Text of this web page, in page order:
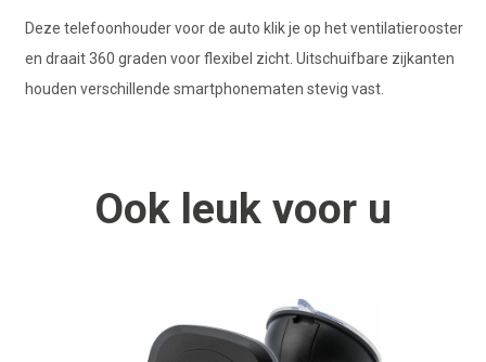
Deze telefoonhouder voor de auto klik je op het ventilatierooster
en draait 360 graden voor flexibel zicht. Uitschuifbare zijkanten
houden verschillende smartphonematen stevig vast.
Ook leuk voor u